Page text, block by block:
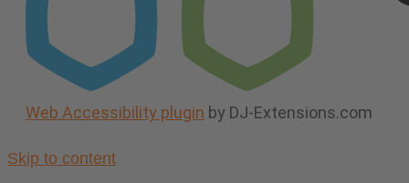
Web Accessibility plugin by DJ-Extensions.com
Skip to content